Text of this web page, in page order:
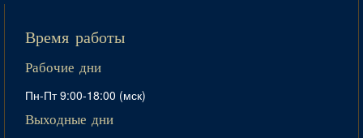
Время работы
Рабочие дни
Пн-Пт 9:00-18:00 (мск)
Выходные дни